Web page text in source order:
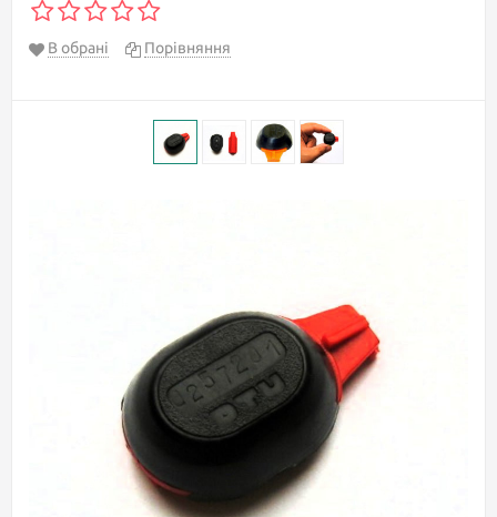
В обрані Порівняння